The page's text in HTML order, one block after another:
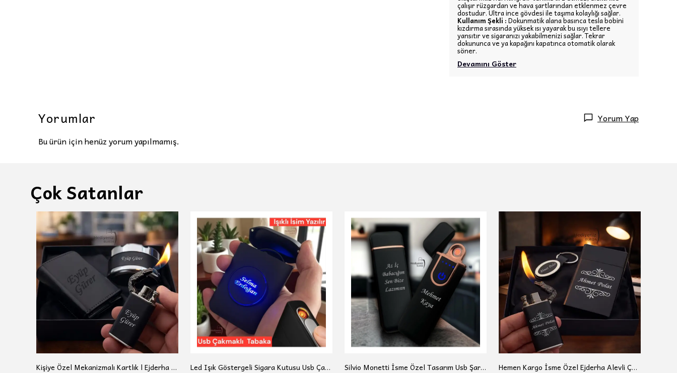
çalışır rüzgardan ve hava şartlarından etklenmez çevre
dostudur. Ultra ince gövdesi ile taşıma kolaylığı sağlar.
Kullanım Şekli :Dokunmatik alana basınca tesla bobini
kızdırma sırasında yüksek ısı yayarak bu ısıyı tellere
yansıtır ve sigaranızı yakabilmenizi sağlar. Tekrar
dokununca ve ya kapağını kapatınca otomatik olarak
söner.
Devamını Göster
Yorumlar
Yorum Yap
Bu ürün için henüz yorum yapılmamış.
Çok Satanlar
Kişiye Özel Mekanizmalı Kartlık l Ejderha Alevli Çakmak I Çevirmeli Küllük Hediye Seti Led Işık Göstergeli Sigara Kutusu Usb Çakmak Silvio Monetti İsme Özel Tasarım Usb Şarjlı Çakmak Hemen Kargo İsme Özel Ejderha Alevli Çakmak Anahtarlık Sıgara Kutusu Lüks Hediye Seti